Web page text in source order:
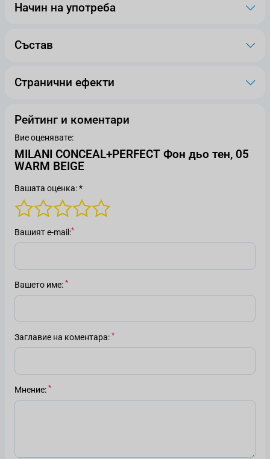
Начин на употреба
Състав
Странични ефекти
Рейтинг и коментари
Вие оценявате:
MILANI CONCEAL+PERFECT Фон дьо тен, 05
WARM BEIGE
Вашата оценка: *
Вашият е-mail
Вашето име
Заглавие на коментара
Мнение